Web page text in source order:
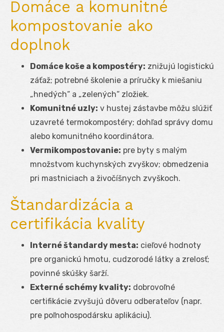
Domáce a komunitné
kompostovanie ako
doplnok
Domáce koše a kompostéry: znižujú logistickú
záťaž; potrebné školenie a príručky k miešaniu
„hnedých“ a „zelených“ zložiek.
Komunitné uzly: v hustej zástavbe môžu slúžiť
uzavreté termokompostéry; dohľad správy domu
alebo komunitného koordinátora.
Vermikompostovanie: pre byty s malým
množstvom kuchynských zvyškov; obmedzenia
pri mastniciach a živočíšnych zvyškoch.
Štandardizácia a
certifikácia kvality
Interné štandardy mesta: cieľové hodnoty
pre organickú hmotu, cudzorodé látky a zrelosť;
povinné skúšky šarží.
Externé schémy kvality: dobrovoľné
certifikácie zvyšujú dôveru odberateľov (napr.
pre poľnohospodársku aplikáciu).